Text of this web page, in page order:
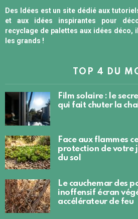
Des Idées est un site dédié aux
et aux idées inspirantes pour
recyclage de palettes aux idées déco,
les grands !
TOP 4 DU
Film solaire : le
qui fait chuter la
Face aux flammes
protection de votre
du sol
Le cauchemar des
inoffensif écran
accélérateur de feu